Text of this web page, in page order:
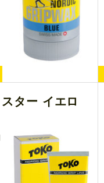
ター イエロ